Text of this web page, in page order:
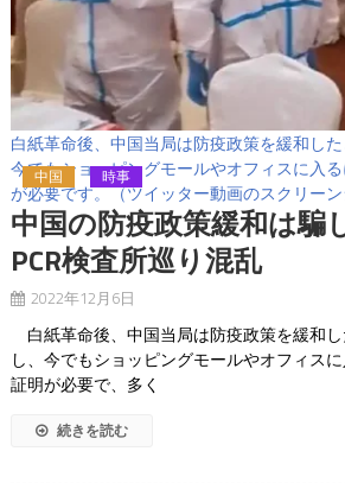
白紙革命後、中国当局は防疫政策を緩和した
今でもショッピングモールやオフィスに入
が必要です。（ツイッター動画のスクリーン
中国 時事
中国の防疫政策緩和は
PCR検査所巡り混乱
2022年12月6日
白紙革命後、中国当局は防疫政策を緩和
し、今でもショッピングモールやオフィス
証明が必要で、多く
続きを読む